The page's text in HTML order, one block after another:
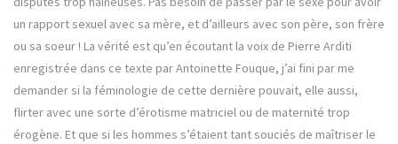
un rapport sexuel avec sa mère, et d’ailleurs avec son père, son frère
ou sa soeur ! La vérité est qu’en écoutant la voix de Pierre Arditi
enregistrée dans ce texte par Antoinette Fouque, j’ai fini par me
demander si la féminologie de cette dernière pouvait, elle aussi,
flirter avec une sorte d’érotisme matriciel ou de maternité trop
érogène. Et que si les hommes s’étaient tant souciés de maîtriser le